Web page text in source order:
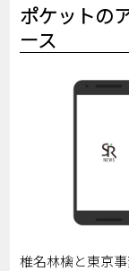
ポケットの
ース
椎名林檎と東京